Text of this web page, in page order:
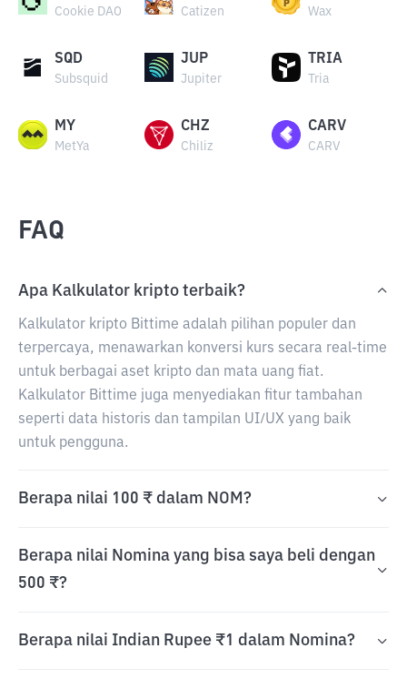
Cookie DAO Catizen Wax
SQD
Subsquid
JUP
Jupiter
TRIA
Tria
MY
MetYa
CHZ
Chiliz
CARV
CARV
FAQ
Apa Kalkulator kripto terbaik?
Kalkulator kripto Bittime adalah pilihan populer dan
terpercaya, menawarkan konversi kurs secara real-time
untuk berbagai aset kripto dan mata uang fiat.
Kalkulator Bittime juga menyediakan fitur tambahan
seperti data historis dan tampilan UI/UX yang baik
untuk pengguna.
Berapa nilai 100 ₹ dalam NOM?
Berapa nilai Nomina yang bisa saya beli dengan
500 ₹?
Berapa nilai Indian Rupee ₹1 dalam Nomina?